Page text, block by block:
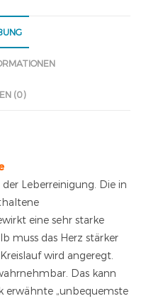
(0)
Leberreinigung. Die in
eine sehr starke
muss das Herz stärker
wird angeregt.
Das kann
erwähnte „unbequemste